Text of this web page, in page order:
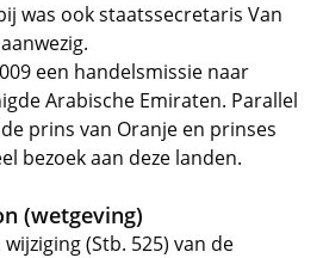
was ook staatssecretaris Van
een handelsmissie naar
Arabische Emiraten. Parallel
prins van Oranje en prinses
bezoek aan deze landen.
(wetgeving)
(Stb. 525) van de